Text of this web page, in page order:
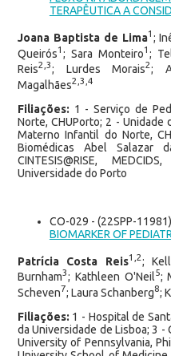
TERAPÊUTICA A
Joana Baptista de Lima1 ;
Queirós1 ; Sara Monteiro1;
Reis2,3; Lurdes Morais2;
Magalhães2,3,4
Filiações: 1 - Serviço de
Norte, CHUPorto; 2 - Unidade
Materno Infantil do Norte,
Biomédicas Abel Salazar
CINTESIS@RISE,
Universidade do Porto
CO-029 - (22SPP-
BIOMARKER OF
Patrícia Costa Reis1,2;
Burnham3; Kathleen O'Neil5;
Scheven7; Laura Schanberg8;
Filiações: 1 - Hospital de
da Universidade de Lisboa; 3 -
University of Pennsylvania,